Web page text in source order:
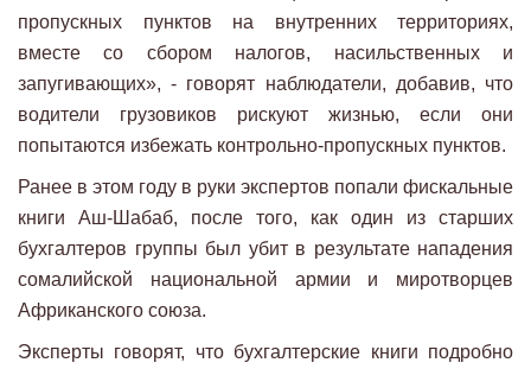
пропускных пунктов на внутренних территориях,
вместе со сбором налогов, насильственных и
запугивающих», - говорят наблюдатели, добавив, что
водители грузовиков рискуют жизнью, если они
попытаются избежать контрольно-пропускных пунктов.
Ранее в этом году в руки экспертов попали фискальные
книги Аш-Шабаб, после того, как один из старших
бухгалтеров группы был убит в результате нападения
сомалийской национальной армии и миротворцев
Африканского союза.
Эксперты говорят, что бухгалтерские книги подробно